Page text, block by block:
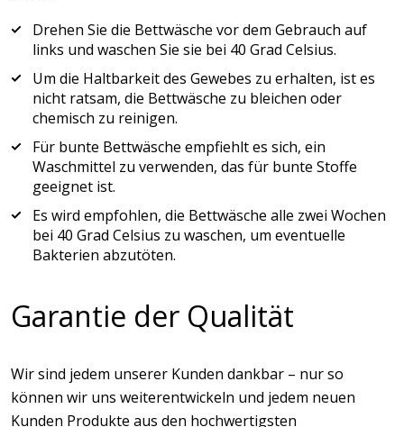
Drehen Sie die Bettwäsche vor dem Gebrauch auf
links und waschen Sie sie bei 40 Grad Celsius.
Um die Haltbarkeit des Gewebes zu erhalten, ist es
nicht ratsam, die Bettwäsche zu bleichen oder
chemisch zu reinigen.
Für bunte Bettwäsche empfiehlt es sich, ein
Waschmittel zu verwenden, das für bunte Stoffe
geeignet ist.
Es wird empfohlen, die Bettwäsche alle zwei Wochen
bei 40 Grad Celsius zu waschen, um eventuelle
Bakterien abzutöten.
Garantie der Qualität
Wir sind jedem unserer Kunden dankbar – nur so
können wir uns weiterentwickeln und jedem neuen
Kunden Produkte aus den hochwertigsten